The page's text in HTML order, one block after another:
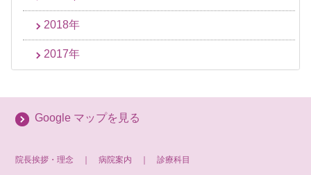
2018年
2017年
Google マップを見る
院長挨拶・理念 ｜病院案内 ｜診療科目